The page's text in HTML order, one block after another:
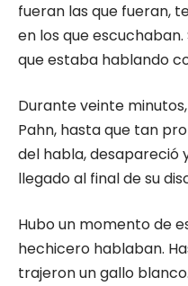
fueran las que fueran,
en los que
que estaba hablando
Durante veinte
Pahn, hasta que tan
del habla, desapareció
llegado al final de su
Hubo un momento de
hechicero hablaban.
trajeron un gallo